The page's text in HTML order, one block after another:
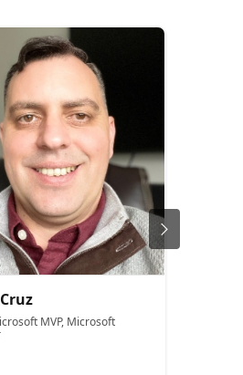
MVP, Microsoft